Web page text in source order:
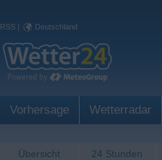
RSS | Deutschland
Vorhersage Wetterradar
Übersicht 24 Stunden